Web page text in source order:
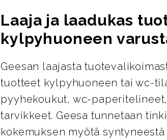
Laaja ja laadukas
kylpyhuoneen
Geesan laajasta
tuotteet kylpyhuoneen tai wc-
pyyhekoukut, wc-
tarvikkeet. Geesa tunnetaan
kokemuksen myötä